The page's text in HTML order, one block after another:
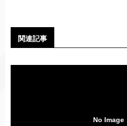
関連記事
No Image